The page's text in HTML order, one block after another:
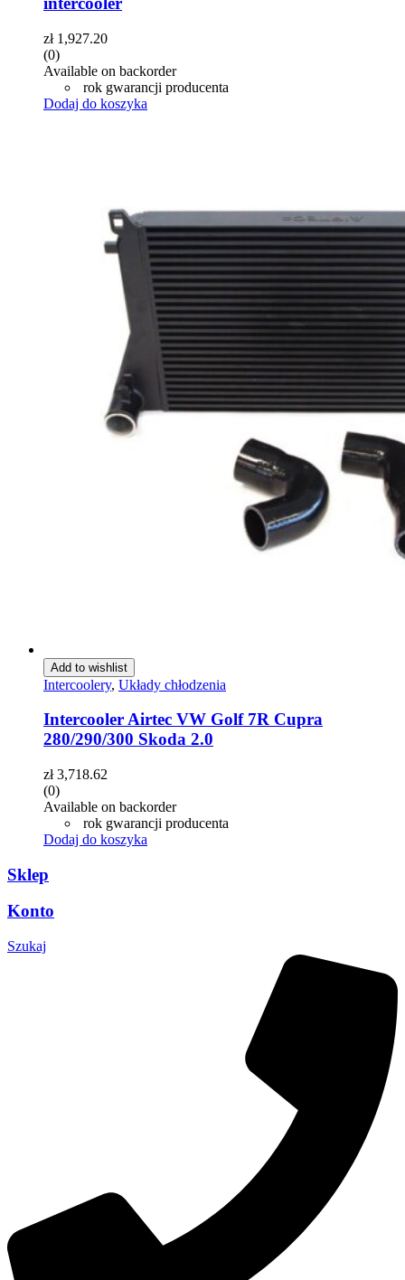
zł1,927.20
(0)
Available on backorder
rok gwarancji producenta
Dodaj do koszyka
Add to wishlist
Intercoolery, Układy chłodzenia
Intercooler Airtec VW Golf 7R Cupra
280/290/300 Skoda 2.0
zł3,718.62
(0)
Available on backorder
rok gwarancji producenta
Dodaj do koszyka
Sklep
Konto
Szukaj